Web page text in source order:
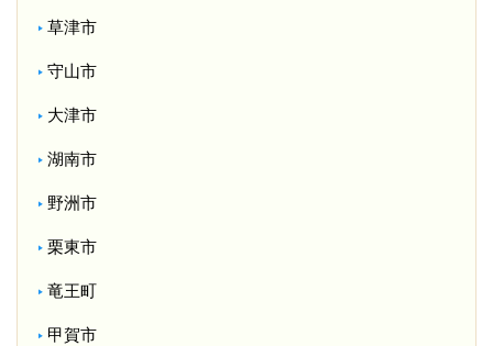
草津市
守山市
大津市
湖南市
野洲市
栗東市
竜王町
甲賀市